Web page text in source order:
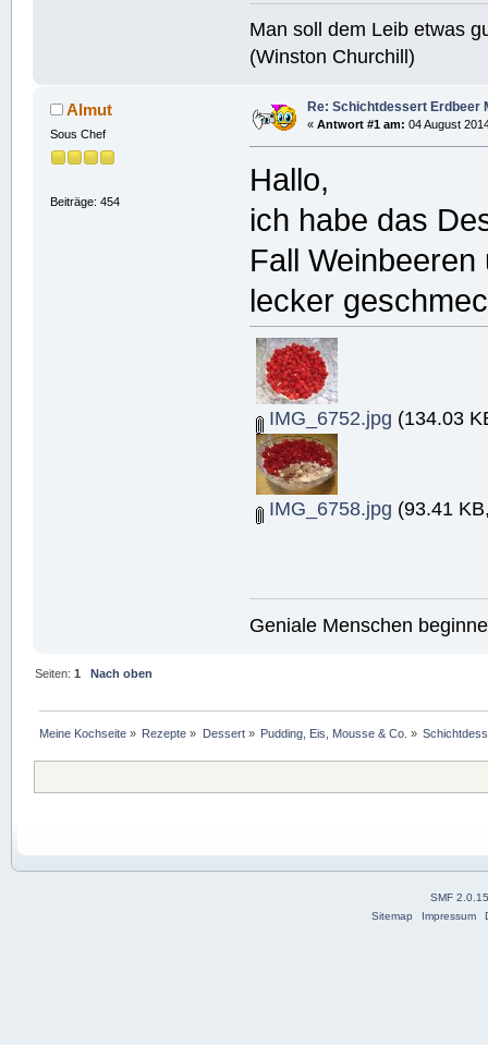
Man soll dem Leib etwas
(Winston Churchill)
Almut
Sous Chef
Beiträge: 454
Re: Schichtdessert Erdbeer
« Antwort #1 am: 04 August
Hallo,
ich habe das
Fall
lecker
IMG_6752.jpg (134.03
IMG_6758.jpg (93.41
Geniale Menschen
Seiten:1 Nach oben
Meine Kochseite » Rezepte » Dessert» Pudding, Eis, Mousse & Co. »
SMF
Sitemap
Impressum